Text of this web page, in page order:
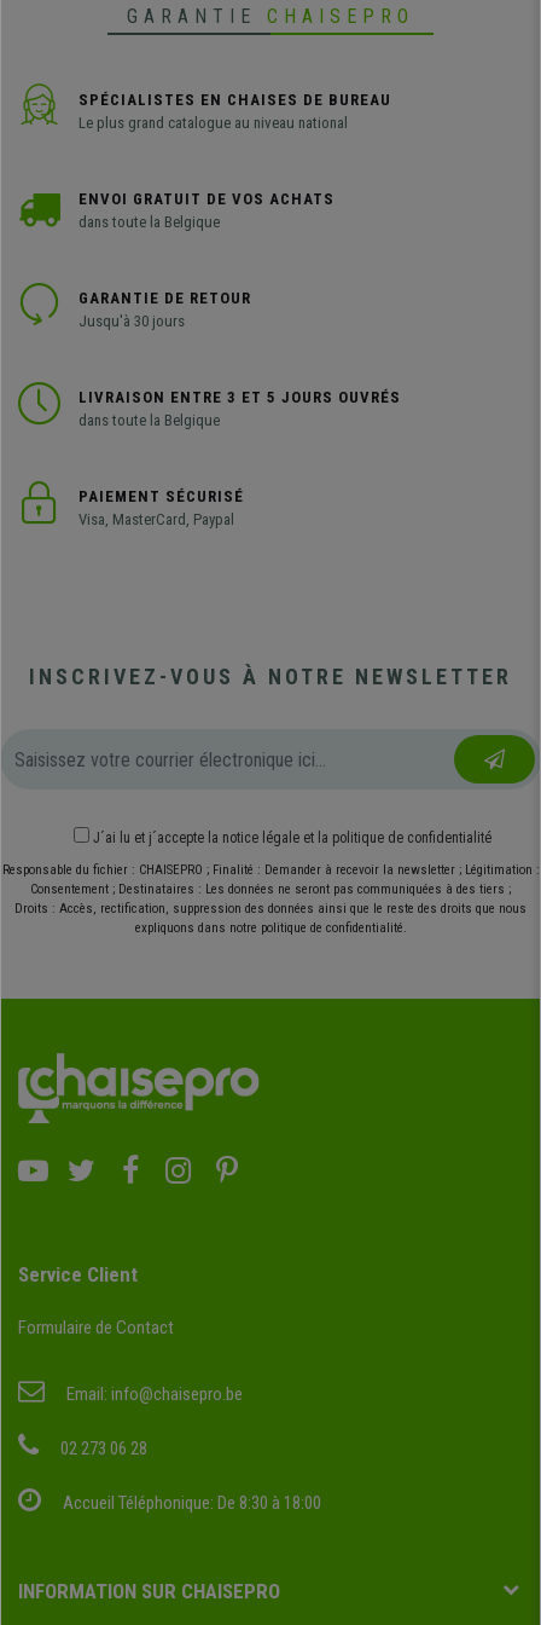
GARANTIE CHAISEPRO
SPÉCIALISTES EN CHAISES DE BUREAU
Le plus grand catalogue au niveau national
ENVOI GRATUIT DE VOS ACHATS
dans toute la Belgique
GARANTIE DE RETOUR
Jusqu'à 30 jours
LIVRAISON ENTRE 3 ET 5 JOURS OUVRÉS
dans toute la Belgique
PAIEMENT SÉCURISÉ
Visa, MasterCard, Paypal
INSCRIVEZ-VOUS À NOTRE NEWSLETTER
J´ai lu et j´accepte la notice légale et la politique de confidentialité
Responsable du fichier : CHAISEPRO ; Finalité : Demander à recevoir la newsletter ; Légitimation :
Consentement ; Destinataires : Les données ne seront pas communiquées à des tiers ;
Droits : Accès, rectification, suppression des données ainsi que le reste des droits que nous
expliquons dans notre politique de confidentialité.
Service Client
Formulaire de Contact
Email: info@chaisepro.be
02 273 06 28
Accueil Téléphonique: De 8:30 à 18:00
INFORMATION SUR CHAISEPRO